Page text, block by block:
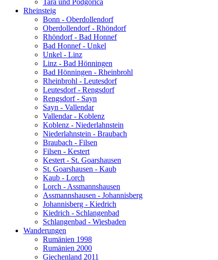
Tara und Podgorica
Rheinsteig
Bonn - Oberdollendorf
Oberdollendorf - Rhöndorf
Rhöndorf - Bad Honnef
Bad Honnef - Unkel
Unkel - Linz
Linz - Bad Hönningen
Bad Hönningen - Rheinbrohl
Rheinbrohl - Leutesdorf
Leutesdorf - Rengsdorf
Rengsdorf - Sayn
Sayn - Vallendar
Vallendar - Koblenz
Koblenz - Niederlahnstein
Niederlahnstein - Braubach
Braubach - Filsen
Filsen - Kestert
Kestert - St. Goarshausen
St. Goarshausen - Kaub
Kaub - Lorch
Lorch - Assmannshausen
Assmannshausen - Johannisberg
Johannisberg - Kiedrich
Kiedrich - Schlangenbad
Schlangenbad - Wiesbaden
Wanderungen
Rumänien 1998
Rumänien 2000
Giechenland 2011